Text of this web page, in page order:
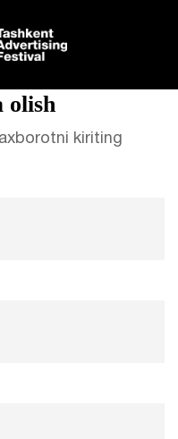
olish
kiriting